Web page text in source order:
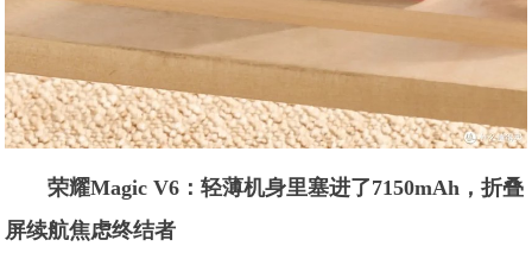
荣耀Magic V6：轻薄机身里塞进了7150mAh，折叠
屏续航焦虑终结者